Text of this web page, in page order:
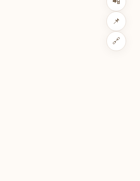
📌
🔗